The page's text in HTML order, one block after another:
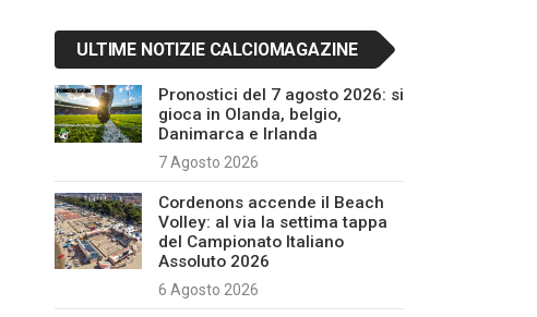
ULTIME NOTIZIE CALCIOMAGAZINE
Pronostici del 7 agosto 2026: si
gioca in Olanda, belgio,
Danimarca e Irlanda
7 Agosto 2026
Cordenons accende il Beach
Volley: al via la settima tappa
del Campionato Italiano
Assoluto 2026
6 Agosto 2026